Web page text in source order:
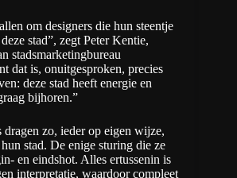
om designers die hun steentje
stad”, zegt Peter Kentie,
stadsmarketingbureau
dat is, onuitgesproken, precies
deze stad heeft energie en
bijhoren.”
dragen zo, ieder op eigen wijze,
stad. De enige sturing die ze
en eindshot. Alles ertussenin is
interpretatie, waardoor compleet